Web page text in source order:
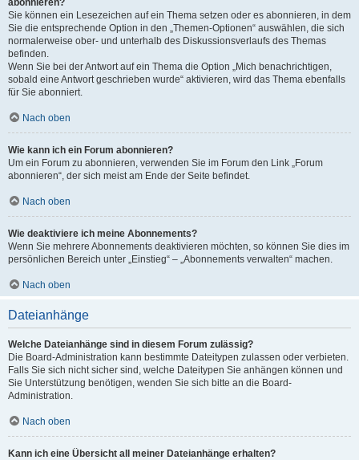
abonnieren?
Sie können ein Lesezeichen auf ein Thema setzen oder es abonnieren, in dem
Sie die entsprechende Option in den „Themen-Optionen“ auswählen, die sich
normalerweise ober- und unterhalb des Diskussionsverlaufs des Themas
befinden.
Wenn Sie bei der Antwort auf ein Thema die Option „Mich benachrichtigen,
sobald eine Antwort geschrieben wurde“ aktivieren, wird das Thema ebenfalls
für Sie abonniert.
Nach oben
Wie kann ich ein Forum abonnieren?
Um ein Forum zu abonnieren, verwenden Sie im Forum den Link „Forum
abonnieren“, der sich meist am Ende der Seite befindet.
Nach oben
Wie deaktiviere ich meine Abonnements?
Wenn Sie mehrere Abonnements deaktivieren möchten, so können Sie dies im
persönlichen Bereich unter „Einstieg“ – „Abonnements verwalten“ machen.
Nach oben
Dateianhänge
Welche Dateianhänge sind in diesem Forum zulässig?
Die Board-Administration kann bestimmte Dateitypen zulassen oder verbieten.
Falls Sie sich nicht sicher sind, welche Dateitypen Sie anhängen können und
Sie Unterstützung benötigen, wenden Sie sich bitte an die Board-
Administration.
Nach oben
Kann ich eine Übersicht all meiner Dateianhänge erhalten?